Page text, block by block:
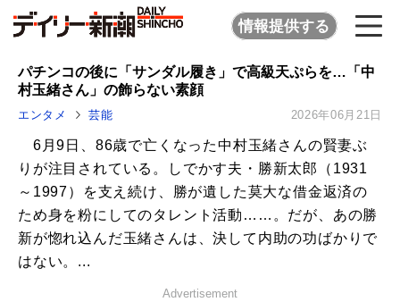
情報提供する
パチンコの後に「サンダル履き」で高級天ぷらを…「中
村玉緒さん」の飾らない素顔
エンタメ 芸能 2026年06月21日
6月9日、86歳で亡くなった中村玉緒さんの賢妻ぶ
りが注目されている。しでかす夫・勝新太郎（1931
～1997）を支え続け、勝が遺した莫大な借金返済の
ため身を粉にしてのタレント活動……。だが、あの勝
新が惚れ込んだ玉緒さんは、決して内助の功ばかりで
はない。...
Advertisement